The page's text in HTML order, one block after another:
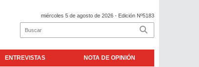
miércoles 5 de agosto de 2026 - Edición Nº5183
ENTREVISTAS NOTA DE OPINIÓN